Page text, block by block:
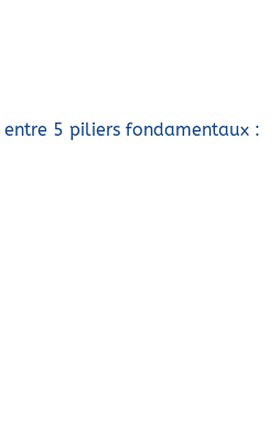
5 piliers fondamentaux :